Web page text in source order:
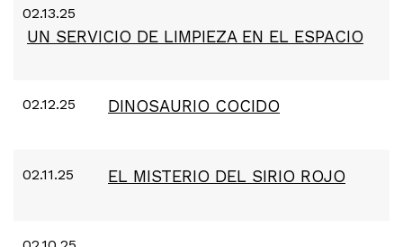
02.13.25
UN SERVICIO DE LIMPIEZA EN EL ESPACIO
02.12.25 DINOSAURIO COCIDO
02.11.25 EL MISTERIO DEL SIRIO ROJO